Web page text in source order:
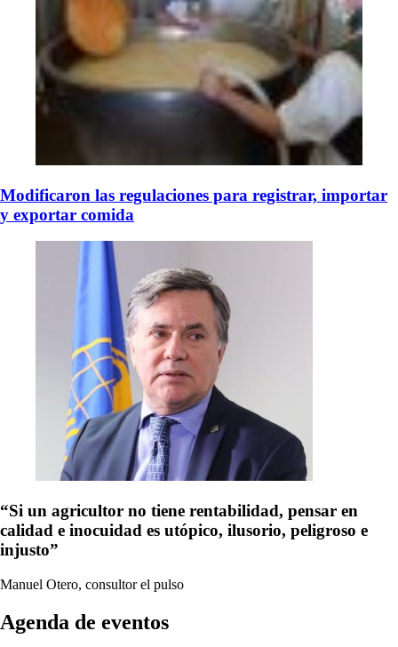
Modificaron las regulaciones para registrar, importar
y exportar comida
“Si un agricultor no tiene rentabilidad, pensar en
calidad e inocuidad es utópico, ilusorio, peligroso e
injusto”
Manuel Otero, consultor el pulso
Agenda de eventos